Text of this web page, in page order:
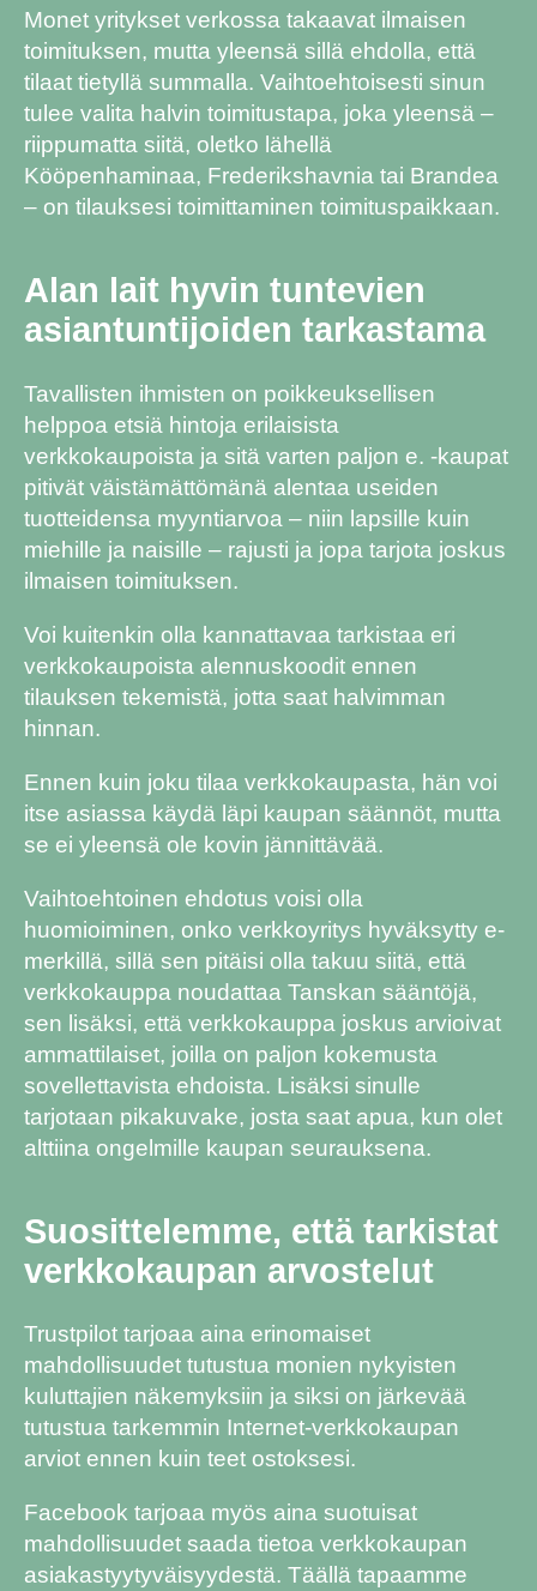
Monet yritykset verkossa takaavat ilmaisen
toimituksen, mutta yleensä sillä ehdolla, että
tilaat tietyllä summalla. Vaihtoehtoisesti sinun
tulee valita halvin toimitustapa, joka yleensä –
riippumatta siitä, oletko lähellä
Kööpenhaminaa, Frederikshavnia tai Brandea
– on tilauksesi toimittaminen toimituspaikkaan.
Alan lait hyvin tuntevien
asiantuntijoiden tarkastama
Tavallisten ihmisten on poikkeuksellisen
helppoa etsiä hintoja erilaisista
verkkokaupoista ja sitä varten paljon e. -kaupat
pitivät väistämättömänä alentaa useiden
tuotteidensa myyntiarvoa – niin lapsille kuin
miehille ja naisille – rajusti ja jopa tarjota joskus
ilmaisen toimituksen.
Voi kuitenkin olla kannattavaa tarkistaa eri
verkkokaupoista alennuskoodit ennen
tilauksen tekemistä, jotta saat halvimman
hinnan.
Ennen kuin joku tilaa verkkokaupasta, hän voi
itse asiassa käydä läpi kaupan säännöt, mutta
se ei yleensä ole kovin jännittävää.
Vaihtoehtoinen ehdotus voisi olla
huomioiminen, onko verkkoyritys hyväksytty e-
merkillä, sillä sen pitäisi olla takuu siitä, että
verkkokauppa noudattaa Tanskan sääntöjä,
sen lisäksi, että verkkokauppa joskus arvioivat
ammattilaiset, joilla on paljon kokemusta
sovellettavista ehdoista. Lisäksi sinulle
tarjotaan pikakuvake, josta saat apua, kun olet
alttiina ongelmille kaupan seurauksena.
Suosittelemme, että tarkistat
verkkokaupan arvostelut
Trustpilot tarjoaa aina erinomaiset
mahdollisuudet tutustua monien nykyisten
kuluttajien näkemyksiin ja siksi on järkevää
tutustua tarkemmin Internet-verkkokaupan
arviot ennen kuin teet ostoksesi.
Facebook tarjoaa myös aina suotuisat
mahdollisuudet saada tietoa verkkokaupan
asiakastyytyväisyydestä. Täällä tapaamme